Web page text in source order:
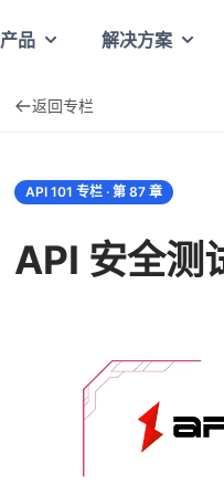
产品 解决方案
返回专栏
API 101 专栏 · 第 87 章
API 安全测